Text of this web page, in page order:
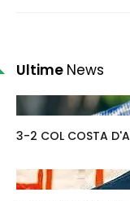
Ultime News
3-2 COL COSTA